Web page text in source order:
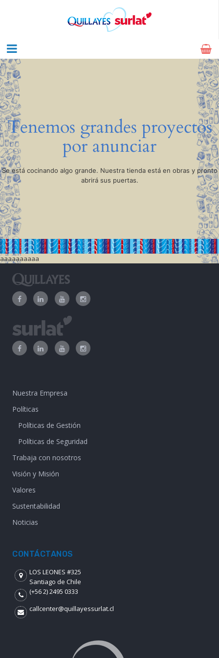
Tenemos grandes proyectos
por anunciar
Se está cocinando algo grande. Nuestra tienda está en obras y pronto
abrirá sus puertas.
aaaaaaaaaa
Nuestra Empresa
Políticas
Políticas de Gestión
Políticas de Seguridad
Trabaja con nosotros
Visión y Misión
Valores
Sustentabilidad
Noticias
CONTÁCTANOS
LOS LEONES #325
Santiago de Chile
(+56 2) 2495 0333
callcenter@quillayessurlat.cl